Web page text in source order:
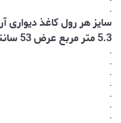
.
سایز هر رول کاغذ دیواری
5.3 متر مربع عرض 53 سانتی مترطول 10 متر
.
.
.
.
.
.
.